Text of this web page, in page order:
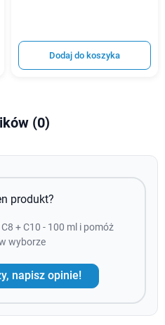
Dodaj do koszyka
(0)
produkt?
+ C10 - 100 ml i pomóż
wyborze
napisz opinie!